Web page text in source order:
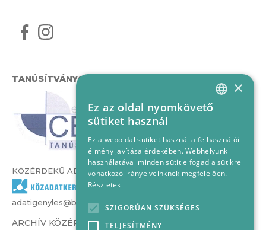
TANÚSÍTVÁNYOK
KÖZÉRDEKŰ ADATOK
adatigenyles@bvcs.hu
ARCHÍV KÖZÉRDEKŰ ADATOK –
HUNGARIAN
×
Ez az oldal nyomkövető
sütiket használ
Ez a weboldal sütiket használ a felhasználói
élmény javítása érdekében. Webhelyünk
használatával minden sütit elfogad a sütikre
vonatkozó irányelveinknek megfelelően.
Részletek
SZIGORÚAN SZÜKSÉGES
TELJESÍTMÉNY